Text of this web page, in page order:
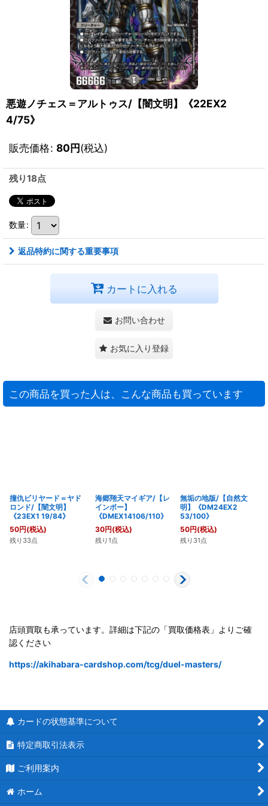
悪遊ノチェス＝アルトゥス/【闇文明】《22EX2
4/75》
販売価格: 80円(税込)
残り18点
数量:
返品特約に関する重要事項
カートに入れる
お問い合わせ
お気に入り登録
この商品を買った人は、こんな商品も買っています
撞仇ビリヤード＝ヤド
ロンド/【闇文明】
《23EX1 19/84》
50円(税込)
残り33点
海郷翔天マイギア/【レ
インボー】
《DMEX14106/110》
30円(税込)
残り1点
無垢の地版/【自然文
明】《DM24EX2
53/100》
50円(税込)
残り31点
店頭買取も承っています。詳細は下記の「買取価格表」よりご確
認ください
https://akihabara-cardshop.com/tcg/duel-masters/
カードの状態基準について
特定商取引法表示
ご利用案内
ホーム